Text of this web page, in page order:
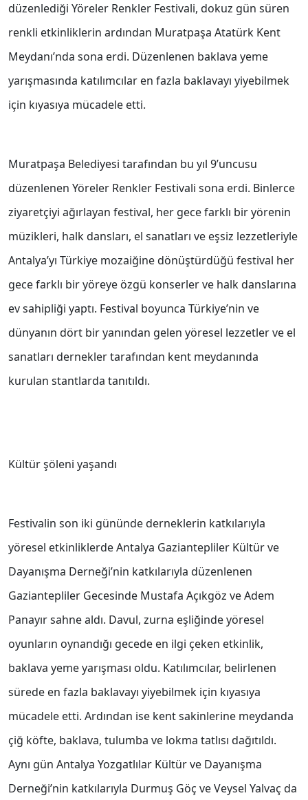
düzenlediği Yöreler Renkler Festivali, dokuz gün süren
renkli etkinliklerin ardından Muratpaşa Atatürk Kent
Meydanı’nda sona erdi. Düzenlenen baklava yeme
yarışmasında katılımcılar en fazla baklavayı yiyebilmek
için kıyasıya mücadele etti.
Muratpaşa Belediyesi tarafından bu yıl 9’uncusu
düzenlenen Yöreler Renkler Festivali sona erdi. Binlerce
ziyaretçiyi ağırlayan festival, her gece farklı bir yörenin
müzikleri, halk dansları, el sanatları ve eşsiz lezzetleriyle
Antalya’yı Türkiye mozaiğine dönüştürdüğü festival her
gece farklı bir yöreye özgü konserler ve halk danslarına
ev sahipliği yaptı. Festival boyunca Türkiye’nin ve
dünyanın dört bir yanından gelen yöresel lezzetler ve el
sanatları dernekler tarafından kent meydanında
kurulan stantlarda tanıtıldı.
Kültür şöleni yaşandı
Festivalin son iki gününde derneklerin katkılarıyla
yöresel etkinliklerde Antalya Gaziantepliler Kültür ve
Dayanışma Derneği’nin katkılarıyla düzenlenen
Gaziantepliler Gecesinde Mustafa Açıkgöz ve Adem
Panayır sahne aldı. Davul, zurna eşliğinde yöresel
oyunların oynandığı gecede en ilgi çeken etkinlik,
baklava yeme yarışması oldu. Katılımcılar, belirlenen
sürede en fazla baklavayı yiyebilmek için kıyasıya
mücadele etti. Ardından ise kent sakinlerine meydanda
çiğ köfte, baklava, tulumba ve lokma tatlısı dağıtıldı.
Aynı gün Antalya Yozgatlılar Kültür ve Dayanışma
Derneği’nin katkılarıyla Durmuş Göç ve Veysel Yalvaç da